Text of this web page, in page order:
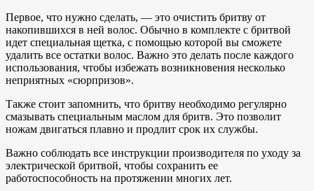
Первое, что нужно сделать, — это очистить бритву от
накопившихся в ней волос. Обычно в комплекте с бритвой
идет специальная щетка, с помощью которой вы сможете
удалить все остатки волос. Важно это делать после каждого
использования, чтобы избежать возникновения несколько
неприятных «сюрпризов».
Также стоит запомнить, что бритву необходимо регулярно
смазывать специальным маслом для бритв. Это позволит
ножам двигаться плавно и продлит срок их службы.
Важно соблюдать все инструкции производителя по уходу за
электрической бритвой, чтобы сохранить ее
работоспособность на протяжении многих лет.